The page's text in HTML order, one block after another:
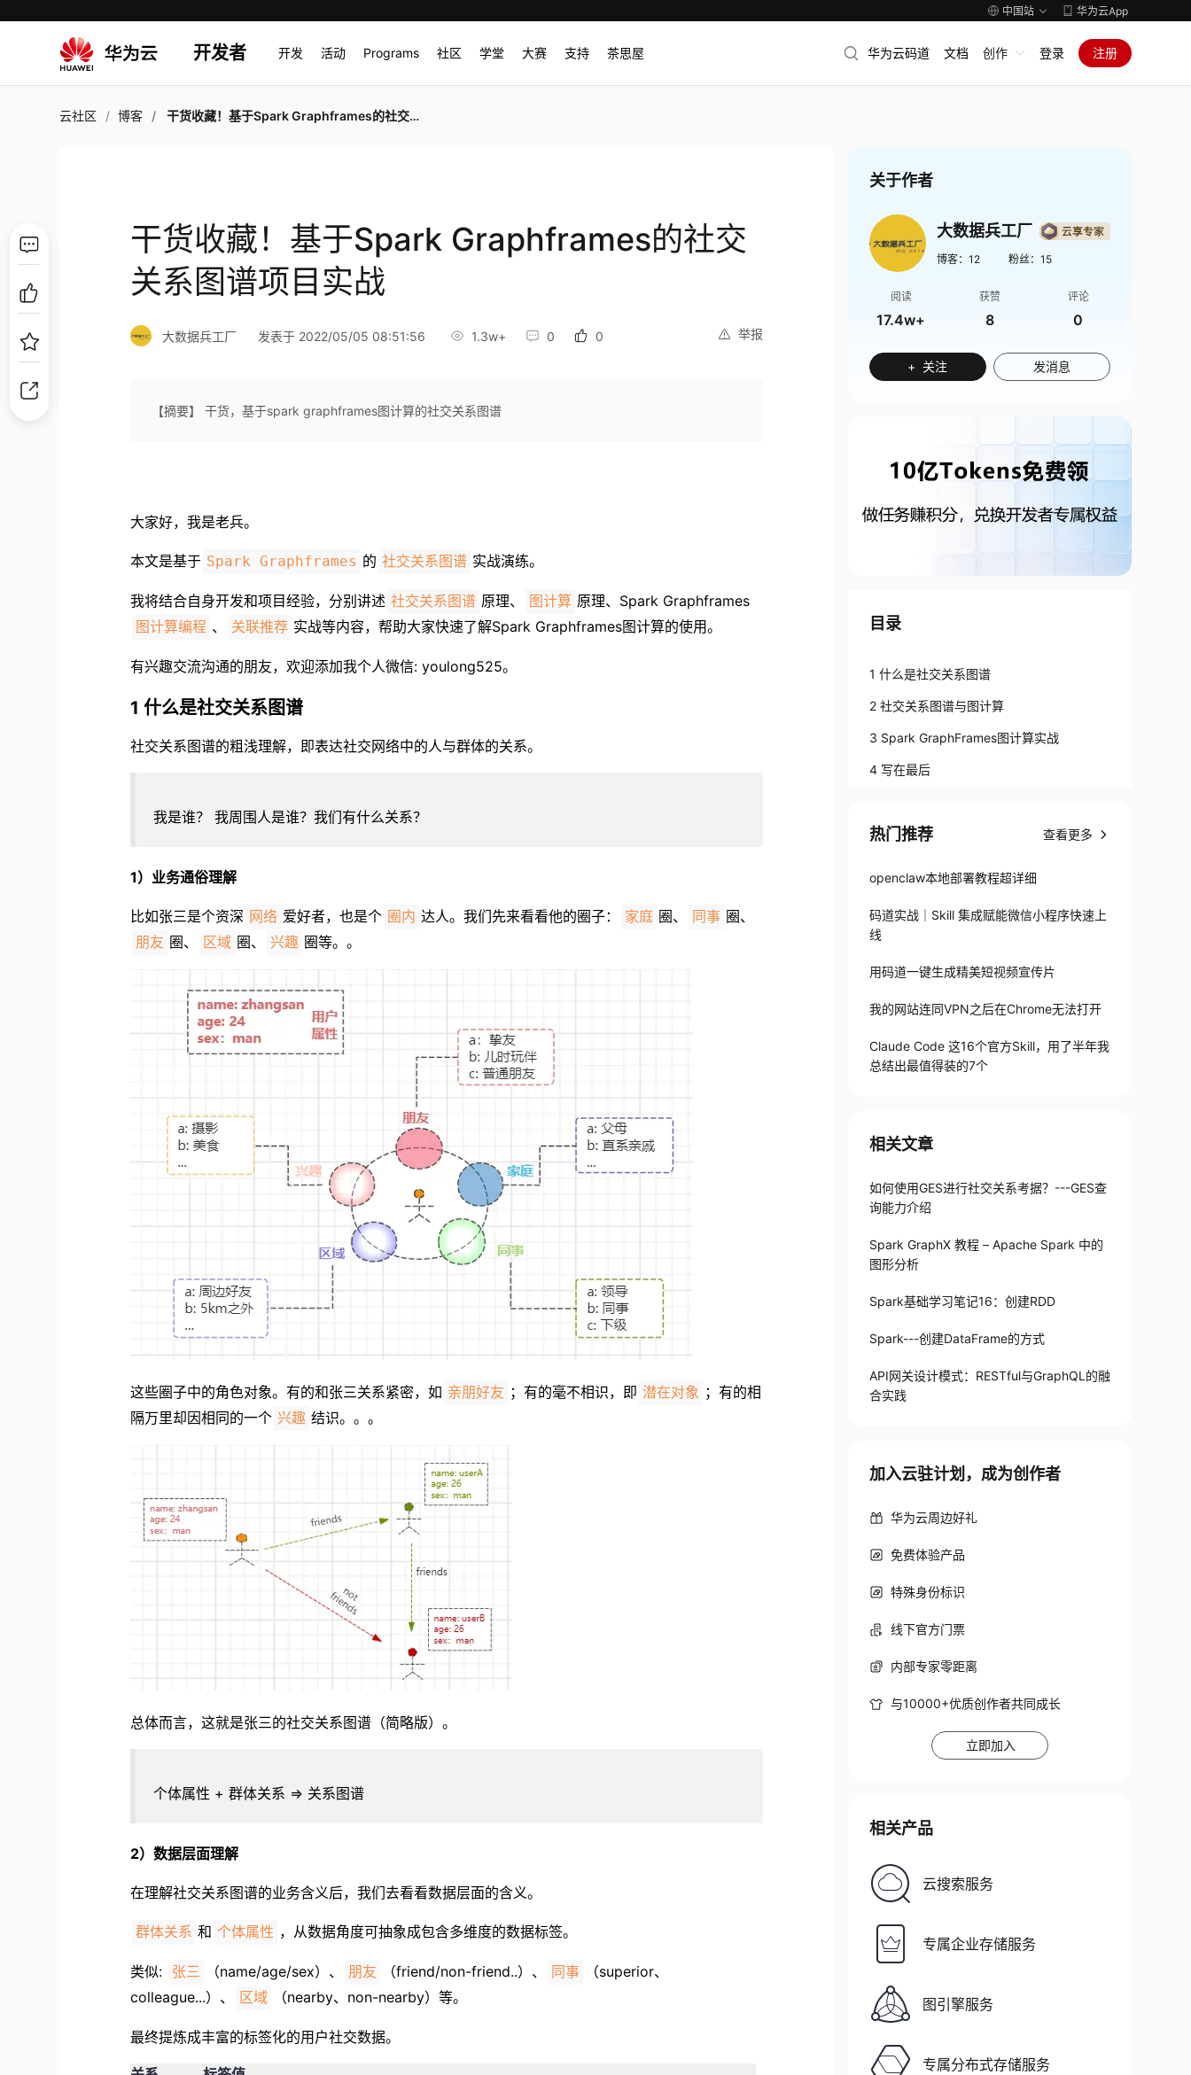
中国站 华为云App
开发者 开发 活动 Programs 社区 学堂 大赛 支持 茶思屋 华为云码道 文档 创作 登录 注册
云社区 博客 干货收藏！基于Spark Graphframes的社交关系图谱项目实战
干货收藏！基于Spark Graphframes的社交
关系图谱项目实战
举报
大数据兵工厂 发表于 2022/05/05 08:51:56 1.3w+ 0 0
【摘要】 干货，基于spark graphframes图计算的社交关系图谱
大家好，我是老兵。
本文是基于 Spark Graphframes 的 社交关系图谱 实战演练。
我将结合自身开发和项目经验，分别讲述 社交关系图谱 原理、 图计算 原理、Spark Graphframes
图计算编程 、 关联推荐 实战等内容，帮助大家快速了解Spark Graphframes图计算的使用。
有兴趣交流沟通的朋友，欢迎添加我个人微信: youlong525。
1 什么是社交关系图谱
社交关系图谱的粗浅理解，即表达社交网络中的人与群体的关系。
我是谁？ 我周围人是谁？我们有什么关系？
1）业务通俗理解
比如张三是个资深 网络 爱好者，也是个 圈内 达人。我们先来看看他的圈子： 家庭 圈、 同事 圈、
朋友 圈、 区域 圈、 兴趣 圈等。。
这些圈子中的角色对象。有的和张三关系紧密，如 亲朋好友 ；有的毫不相识，即 潜在对象 ；有的相
隔万里却因相同的一个 兴趣 结识。。。
总体而言，这就是张三的社交关系图谱（简略版）。
个体属性 + 群体关系 => 关系图谱
2）数据层面理解
在理解社交关系图谱的业务含义后，我们去看看数据层面的含义。
群体关系 和 个体属性 ，从数据角度可抽象成包含多维度的数据标签。
类似: 张三 （name/age/sex）、 朋友 （friend/non-friend..）、 同事
（superior、
colleague...）、
区域 （nearby、non-nearby）等。
最终提炼成丰富的标签化的用户社交数据。
关于作者
大数据兵工厂
博客： 12 粉丝： 15
阅读
17.4w+
获赞
8
评论
0
+ 关注 发消息
目录
1 什么是社交关系图谱
2 社交关系图谱与图计算
3 Spark GraphFrames图计算实战
4 写在最后
热门推荐 查看更多
openclaw本地部署教程超详细
码道实战｜Skill 集成赋能微信小程序快速上
线
用码道一键生成精美短视频宣传片
我的网站连同VPN之后在Chrome无法打开
Claude Code 这16个官方Skill，用了半年我
总结出最值得装的7个
相关文章
如何使用GES进行社交关系考据？---GES查
询能力介绍
Spark GraphX 教程 – Apache Spark 中的
图形分析
Spark基础学习笔记16：创建RDD
Spark---创建DataFrame的方式
API网关设计模式：RESTful与GraphQL的融
合实践
加入云驻计划，成为创作者
华为云周边好礼
免费体验产品
特殊身份标识
线下官方门票
内部专家零距离
与10000+优质创作者共同成长
立即加入
相关产品
云搜索服务
专属企业存储服务
图引擎服务
专属分布式存储服务